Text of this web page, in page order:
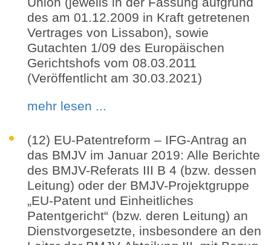
des am 01.12.2009 in Kraft getretenen
Vertrages von Lissabon), sowie
Gutachten 1/09 des Europäischen
Gerichtshofs vom 08.03.2011
(Veröffentlicht am 30.03.2021)
mehr lesen ...
(12) EU-Patentreform – IFG-Antrag an
das BMJV im Januar 2019: Alle Berichte
des BMJV-Referats III B 4 (bzw. dessen
Leitung) oder der BMJV-Projektgruppe
„EU-Patent und Einheitliches
Patentgericht“ (bzw. deren Leitung) an
Dienstvorgesetzte, insbesondere an den